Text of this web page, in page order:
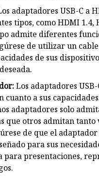
adaptadores USB-C a
tipos, como HDMI 1.4,
admite diferentes
de utilizar un
de sus
Los adaptadores
a sus
adaptadores solo
que otros admitan tanto
de que el
para sus
para presentaciones,